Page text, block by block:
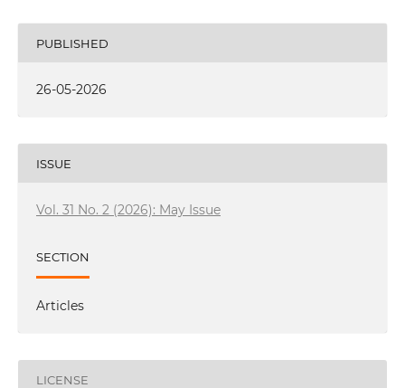
PUBLISHED
26-05-2026
ISSUE
Vol. 31 No. 2 (2026): May Issue
SECTION
Articles
LICENSE